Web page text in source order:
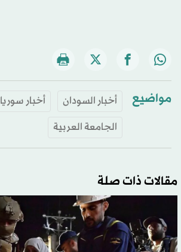
مواضيع أخبار السودان
أخبار سوريا
الجامعة العربية
مقالات ذات صلة